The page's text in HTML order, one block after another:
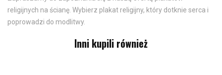
religijnych na ścianę. Wybierz plakat religijny, który dotknie serca i
poprowadzi do modlitwy.
Inni kupili również